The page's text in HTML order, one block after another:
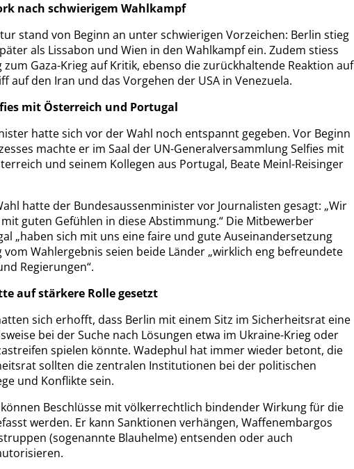
nach schwierigem Wahlkampf
stand von Beginn an unter schwierigen Vorzeichen: Berlin stieg
als Lissabon und Wien in den Wahlkampf ein. Zudem stiess
Gaza-Krieg auf Kritik, ebenso die zurückhaltende Reaktion auf
auf den Iran und das Vorgehen der USA in Venezuela.
mit Österreich und Portugal
hatte sich vor der Wahl noch entspannt gegeben. Vor Beginn
machte er im Saal der UN-Generalversammlung Selfies mit
und seinem Kollegen aus Portugal, Beate Meinl-Reisinger
hatte der Bundesaussenminister vor Journalisten gesagt: „Wir
guten Gefühlen in diese Abstimmung.“ Die Mitbewerber
„haben sich mit uns eine faire und gute Auseinandersetzung
vom Wahlergebnis seien beide Länder „wirklich eng befreundete
Regierungen“.
auf stärkere Rolle gesetzt
sich erhofft, dass Berlin mit einem Sitz im Sicherheitsrat eine
bei der Suche nach Lösungen etwa im Ukraine-Krieg oder
spielen könnte. Wadephul hat immer wieder betont, die
sollten die zentralen Institutionen bei der politischen
und Konflikte sein.
Beschlüsse mit völkerrechtlich bindender Wirkung für die
werden. Er kann Sanktionen verhängen, Waffenembargos
(sogenannte Blauhelme) entsenden oder auch